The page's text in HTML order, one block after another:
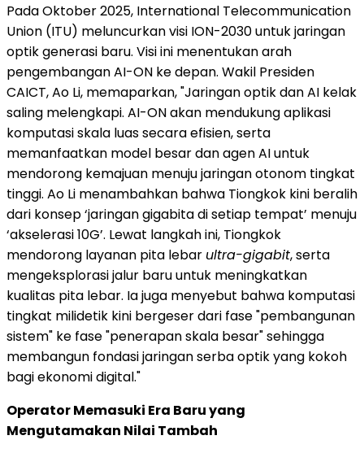
Pada Oktober 2025, International Telecommunication
Union (ITU) meluncurkan visi ION-2030 untuk jaringan
optik generasi baru. Visi ini menentukan arah
pengembangan AI-ON ke depan. Wakil Presiden
CAICT, Ao Li, memaparkan, "Jaringan optik dan AI kelak
saling melengkapi. AI-ON akan mendukung aplikasi
komputasi skala luas secara efisien, serta
memanfaatkan model besar dan agen AI untuk
mendorong kemajuan menuju jaringan otonom tingkat
tinggi. Ao Li menambahkan bahwa Tiongkok kini beralih
dari konsep ‘jaringan gigabita di setiap tempat’ menuju
‘akselerasi 10G’. Lewat langkah ini, Tiongkok
mendorong layanan pita lebar ultra-gigabit, serta
mengeksplorasi jalur baru untuk meningkatkan
kualitas pita lebar. Ia juga menyebut bahwa komputasi
tingkat milidetik kini bergeser dari fase "pembangunan
sistem" ke fase "penerapan skala besar" sehingga
membangun fondasi jaringan serba optik yang kokoh
bagi ekonomi digital."
Operator Memasuki Era Baru yang
Mengutamakan Nilai Tambah